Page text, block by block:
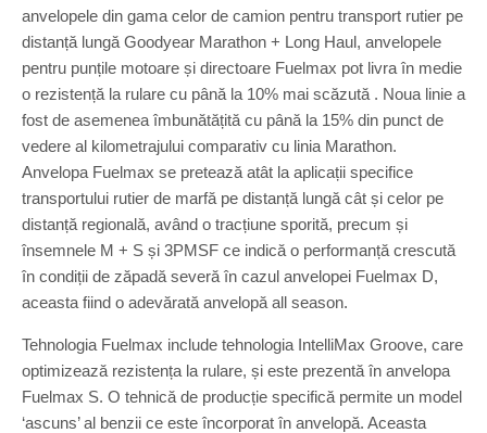
anvelopele din gama celor de camion pentru transport rutier pe
distanță lungă Goodyear Marathon + Long Haul, anvelopele
pentru punțile motoare și directoare Fuelmax pot livra în medie
o rezistență la rulare cu până la 10% mai scăzută . Noua linie a
fost de asemenea îmbunătățită cu până la 15% din punct de
vedere al kilometrajului comparativ cu linia Marathon.
Anvelopa Fuelmax se pretează atât la aplicații specifice
transportului rutier de marfă pe distanță lungă cât și celor pe
distanță regională, având o tracțiune sporită, precum și
însemnele M + S și 3PMSF ce indică o performanță crescută
în condiții de zăpadă severă în cazul anvelopei Fuelmax D,
aceasta fiind o adevărată anvelopă all season.
Tehnologia Fuelmax include tehnologia IntelliMax Groove, care
optimizează rezistența la rulare, și este prezentă în anvelopa
Fuelmax S. O tehnică de producție specifică permite un model
‘ascuns’ al benzii ce este încorporat în anvelopă. Aceasta